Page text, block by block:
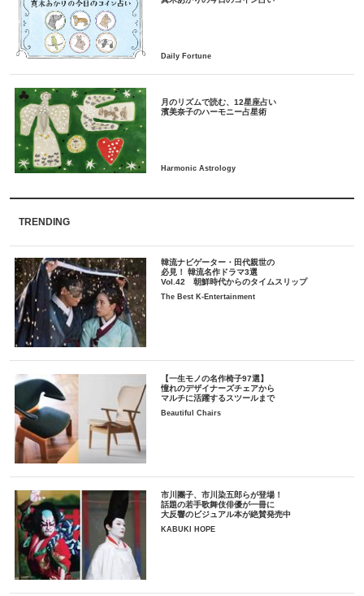
月のリズムで読む、12星座占い
TRENDING
韓流ナビゲーター・田代親世の
必見！ 韓流名作ドラマ3選
Vol.42 朝鮮時代からのタイムスリップ
The Best K-Entertainment
【一生モノの名作椅子97選】
憧れのデザイナーズチェアから
マルチに活躍するスツールまで
Beautiful Chairs
市川團子、市川染五郎らが登場！
話題の若手歌舞伎俳優が一冊に
大反響のビジュアル本が絶賛発売中
KABUKI HOPE